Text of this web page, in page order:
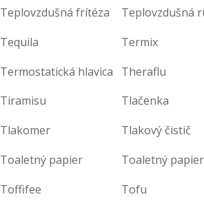
Teplovzdušná frítéza
Teplovzdušná
Tequila
Termix
Termostatická hlavica
Theraflu
Tiramisu
Tlačenka
Tlakomer
Tlakový čistič
Toaletný papier
Toffifee
Tofu